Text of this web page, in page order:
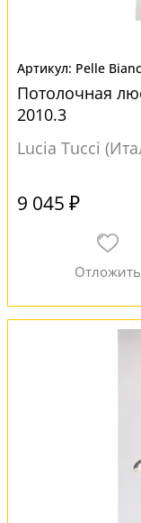
Pelle
Потолочная
2010.3
Lucia Tucci
9 045 ₽